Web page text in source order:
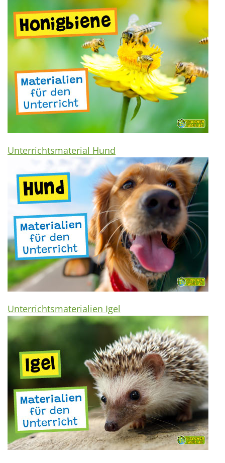
Unterrichtsmaterial Hund
Unterrichtsmaterialien Igel